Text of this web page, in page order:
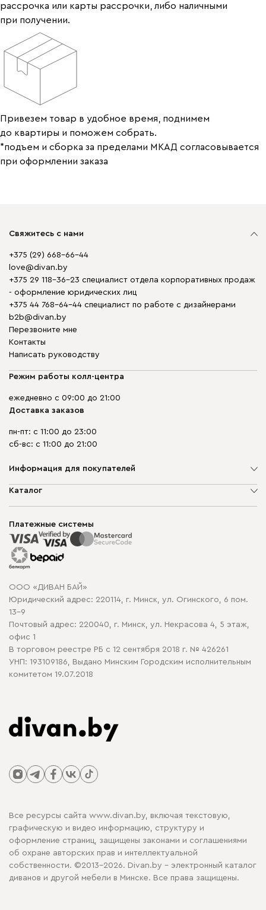
рассрочка или карты рассрочки, либо наличными
при получении.
Привезем товар в удобное время, поднимем
до квартиры и поможем собрать.
*подъем и сборка за пределами МКАД согласовывается
при оформлении заказа
Свяжитесь с нами
+375 (29) 668-66-44
love@divan.by
+375 29 118-36-23 специалист отдела корпоративных продаж
- оформление юридических лиц
+375 44 768-64-44 специалист по работе с дизайнерами
b2b@divan.by
Перезвоните мне
Контакты
Написать руководству
Режим работы колл-центра
ежедневно с 09:00 до 21:00
Доставка заказов
пн-пт: с 11:00 до 23:00
сб-вс: с 11:00 до 21:00
Информация для покупателей
О компании
Способы оплаты
Рассрочка и кредит
Гарантия
Карта сайта
Политика конфиденциальности
Политика в отношении обработки cookie
Каталог
Корпусная мебель
Распродажа мебели
Платежные системы
ООО «ДИВАН БАЙ»
Юридический адрес: 220114, г. Минск, ул. Огинского, 6 пом.
13-9
Почтовый адрес: 220040, г. Минск, ул. Некрасова 4, 5 этаж,
офис 1
В торговом реестре РБ с 12 сентября 2018 г. № 426261
УНП: 193109186, Выдано Минским Городским исполнительным
комитетом 19.07.2018
Все ресурсы сайта www.divan.by, включая текстовую,
графическую и видео информацию, структуру и
оформление страниц, защищены законами и соглашениями
об охране авторских прав и интеллектуальной
собственности. ©2013-2026. Divan.by - электронный каталог
диванов и другой мебели в Минске. Все права защищены.